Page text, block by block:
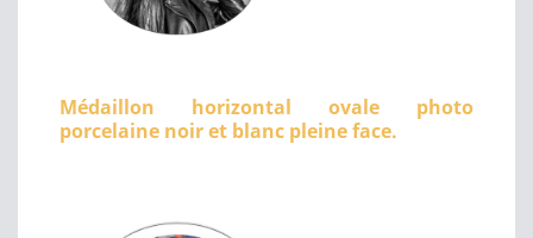
Médaillon horizontal ovale photo
porcelaine noir et blanc pleine face.